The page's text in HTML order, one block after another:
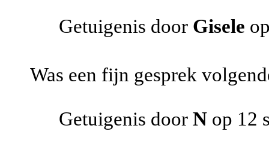
Getuigenis door Gisele
Was een fijn gesprek
Getuigenis door N op 12